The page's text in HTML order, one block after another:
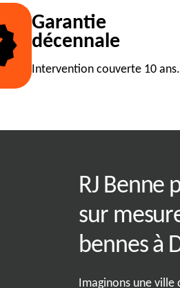
Garantie
décennale
Intervention couverte 10 ans.
venant en
RJ Benne
sur
bennes à
Imaginons une